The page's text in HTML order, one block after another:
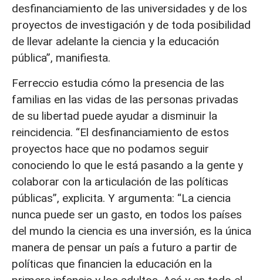
desfinanciamiento de las universidades y de los
proyectos de investigación y de toda posibilidad
de llevar adelante la ciencia y la educación
pública”, manifiesta.
Ferreccio estudia cómo la presencia de las
familias en las vidas de las personas privadas
de su libertad puede ayudar a disminuir la
reincidencia. “El desfinanciamiento de estos
proyectos hace que no podamos seguir
conociendo lo que le está pasando a la gente y
colaborar con la articulación de las políticas
públicas”, explicita. Y argumenta: “La ciencia
nunca puede ser un gasto, en todos los países
del mundo la ciencia es una inversión, es la única
manera de pensar un país a futuro a partir de
políticas que financien la educación en la